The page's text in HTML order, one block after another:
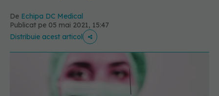
De Echipa DC Medical
Publicat pe 05 mai 2021, 15:47
Distribuie acest articol